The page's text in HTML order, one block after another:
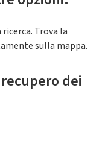
Trova la
sulla mappa.
dei